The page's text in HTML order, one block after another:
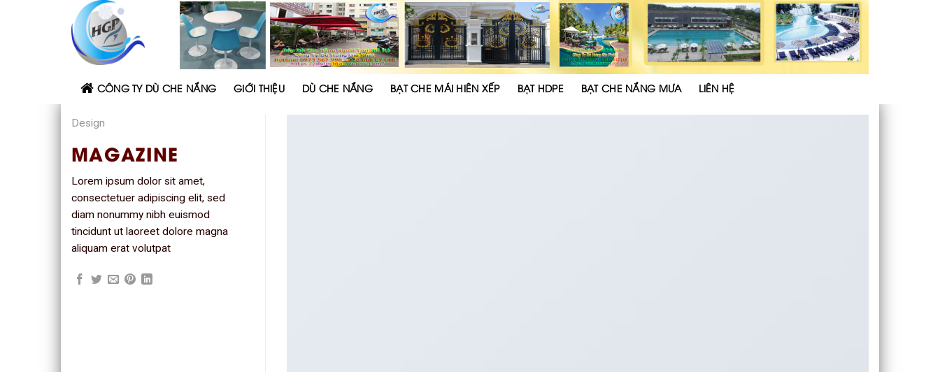
CÔNG TY DÙ CHE NẮNG GIỚI THIỆU DÙ CHE NẮNG BẠT CHE MÁI HIÊN XẾP BẠT HDPE BẠT CHE NẮNG MƯA LIÊN HỆ
Design
MAGAZINE
Lorem ipsum dolor sit amet,
consectetuer adipiscing elit, sed
diam nonummy nibh euismod
tincidunt ut laoreet dolore magna
aliquam erat volutpat